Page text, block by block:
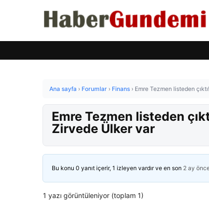
Ana sayfa › Forumlar › Finans › Emre Tezmen listeden
Emre Tezmen listeden
Zirvede Ülker var
Bu konu 0 yanıt içerir, 1 izleyen vardır ve en son 2 ay
1 yazı görüntüleniyor (toplam 1)